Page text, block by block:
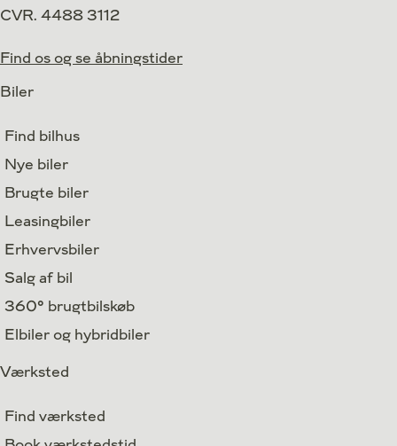
CVR. 4488 3112
Find os og se åbningstider
Biler
Find bilhus
Nye biler
Brugte biler
Leasingbiler
Erhvervsbiler
Salg af bil
360° brugtbilskøb
Elbiler og hybridbiler
Værksted
Find værksted